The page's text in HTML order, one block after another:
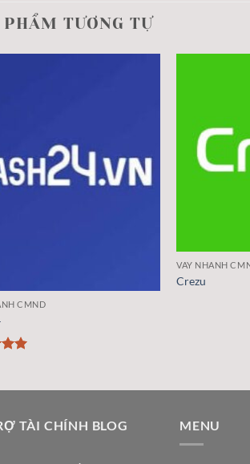
PHẨM TƯƠNG TỰ
CMND
VAY NHANH
Crezu
TÀI CHÍNH BLOG MENU